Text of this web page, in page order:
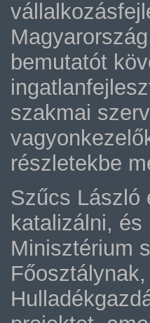
bemutatót
szakmai
részletekbe
Szűcs László
katalizálni,
Minisztérium